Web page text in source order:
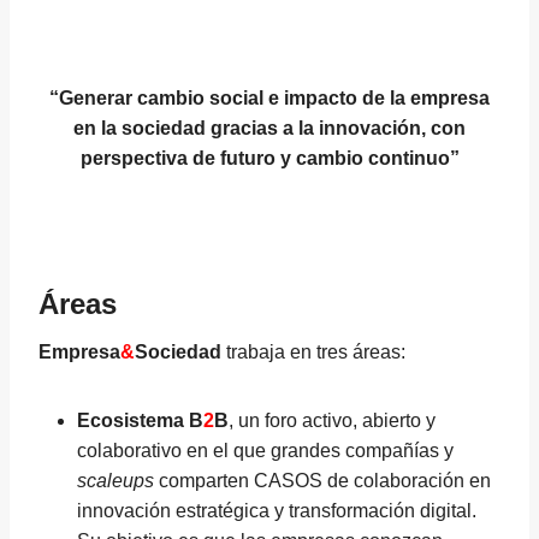
“Generar cambio social e impacto de la empresa
en la sociedad gracias a la innovación, con
perspectiva de futuro y cambio continuo”
Áreas
Empresa&Sociedad trabaja en tres áreas:
Ecosistema B2B, un foro activo, abierto y
colaborativo en el que grandes compañías y
scaleups comparten CASOS de colaboración en
innovación estratégica y transformación digital.